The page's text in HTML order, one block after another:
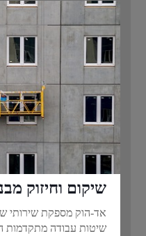
שיקום וחיזוק
אד-הוק מספקת שירותי
שיטות עבודה מתקדמות